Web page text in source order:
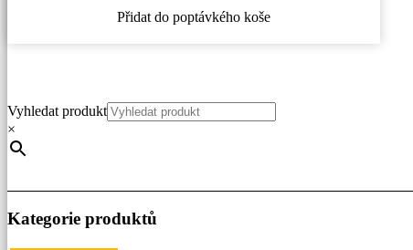
Přidat do poptávkého koše
Vyhledat produkt
×
Kategorie produktů